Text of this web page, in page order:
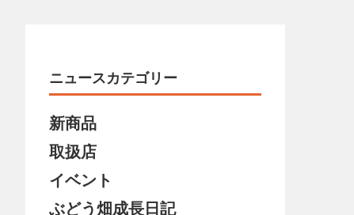
ニュースカテゴリー
新商品
取扱店
イベント
ぶどう畑成長日記